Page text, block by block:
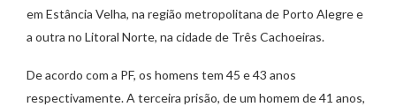
em Estância Velha, na região metropolitana de Porto Alegre e
a outra no Litoral Norte, na cidade de Três Cachoeiras.
De acordo com a PF, os homens tem 45 e 43 anos
respectivamente. A terceira prisão, de um homem de 41 anos,